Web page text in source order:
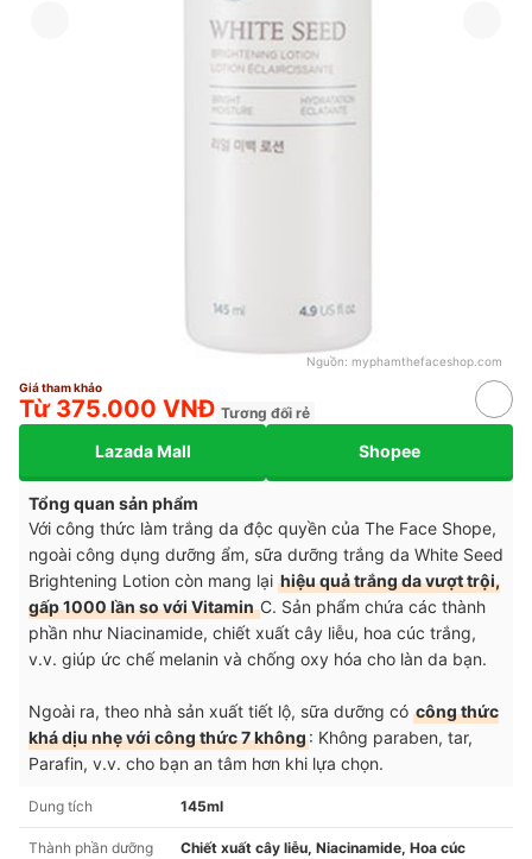
Nguồn: myphamthefaceshop.com
Giá tham khảo
Từ 375.000 VNĐ Tương đối rẻ
Lazada Mall Shopee
Tổng quan sản phẩm
Với công thức làm trắng da độc quyền của The Face Shope,
ngoài công dụng dưỡng ẩm, sữa dưỡng trắng da White Seed
Brightening Lotion còn mang lại hiệu quả trắng da vượt trội,
gấp 1000 lần so với VitaminC. Sản phẩm chứa các thành
phần như Niacinamide, chiết xuất cây liễu, hoa cúc trắng,
v.v. giúp ức chế melanin và chống oxy hóa cho làn da bạn.
Ngoài ra, theo nhà sản xuất tiết lộ, sữa dưỡng có công thức
khá dịu nhẹ với công thức 7 không: Không paraben, tar,
Parafin, v.v. cho bạn an tâm hơn khi lựa chọn.
Dung tích 145ml
Thành phần dưỡng
Chiết xuất cây liễu, Niacinamide, Hoa cúc